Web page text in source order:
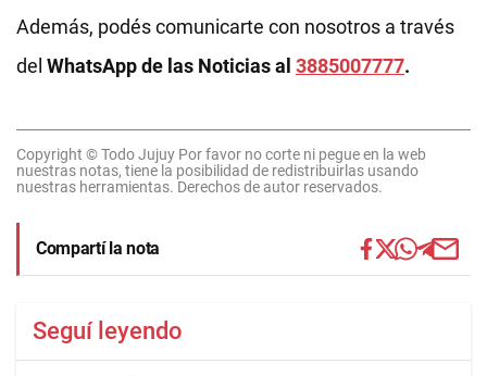
Además, podés comunicarte con nosotros a través
del WhatsApp de las Noticias al 3885007777.
Copyright © Todo Jujuy Por favor no corte ni pegue en la web
nuestras notas, tiene la posibilidad de redistribuirlas usando
nuestras herramientas. Derechos de autor reservados.
Compartí la nota
Seguí leyendo